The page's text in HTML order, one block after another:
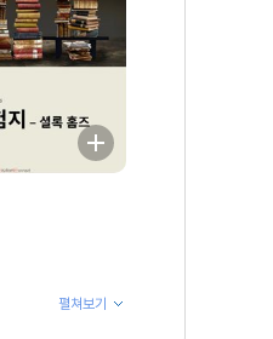
펼쳐보기